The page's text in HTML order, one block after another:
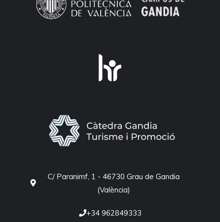
C/ Paranimf, 1 - 46730 Grau de Gandia
(València)
+34 962849333